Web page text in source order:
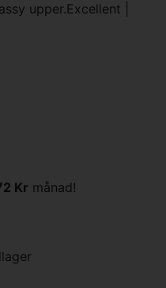
upper.Excellent |
Kr månad!